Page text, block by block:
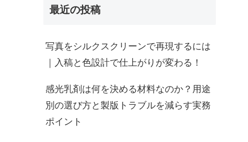
最近の投稿
写真をシルクスクリーンで再現するには
｜入稿と色設計で仕上がりが変わる！
感光乳剤は何を決める材料なのか？用途
別の選び方と製版トラブルを減らす実務
ポイント